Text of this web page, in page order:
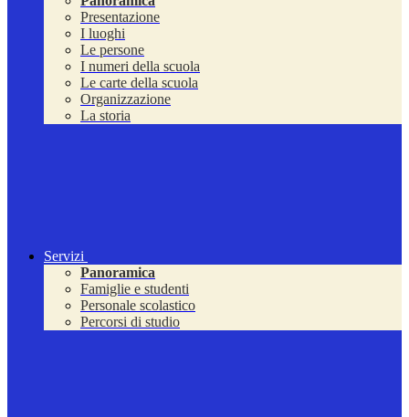
Presentazione
I luoghi
Le persone
I numeri della scuola
Le carte della scuola
Organizzazione
La storia
Servizi
Panoramica
Famiglie e studenti
Personale scolastico
Percorsi di studio